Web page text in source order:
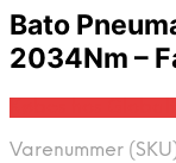
Bato
2034Nm –
Varenummer